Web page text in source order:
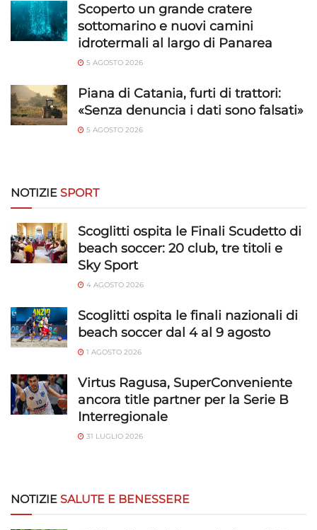
Scoperto un grande cratere
sottomarino e nuovi camini
idrotermali al largo di Panarea
5 AGOSTO 2026
Piana di Catania, furti di trattori:
«Senza denuncia i dati sono falsati»
5 AGOSTO 2026
NOTIZIE SPORT
Scoglitti ospita le Finali Scudetto di
beach soccer: 20 club, tre titoli e
Sky Sport
4 AGOSTO 2026
Scoglitti ospita le finali nazionali di
beach soccer dal 4 al 9 agosto
1 AGOSTO 2026
Virtus Ragusa, SuperConveniente
ancora title partner per la Serie B
Interregionale
31 LUGLIO 2026
NOTIZIE SALUTE E BENESSERE